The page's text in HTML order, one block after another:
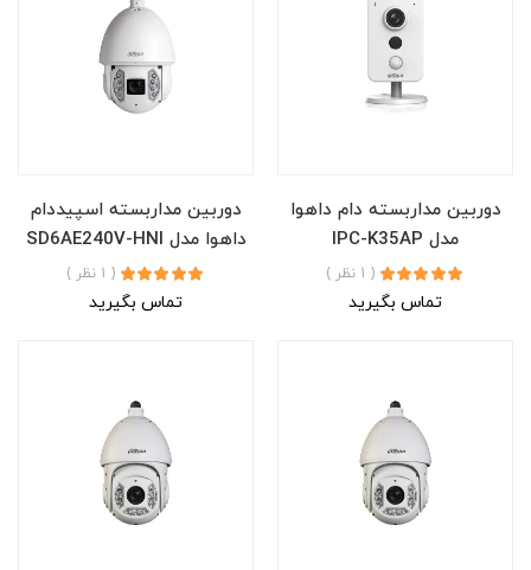
دوربین مداربسته دام داهوا
مدل IPC-K35AP
( 1 نظر )
تماس بگیرید
دوربین مداربسته اسپیددام
داهوا مدل SD6AE240V-HNI
( 1 نظر )
تماس بگیرید